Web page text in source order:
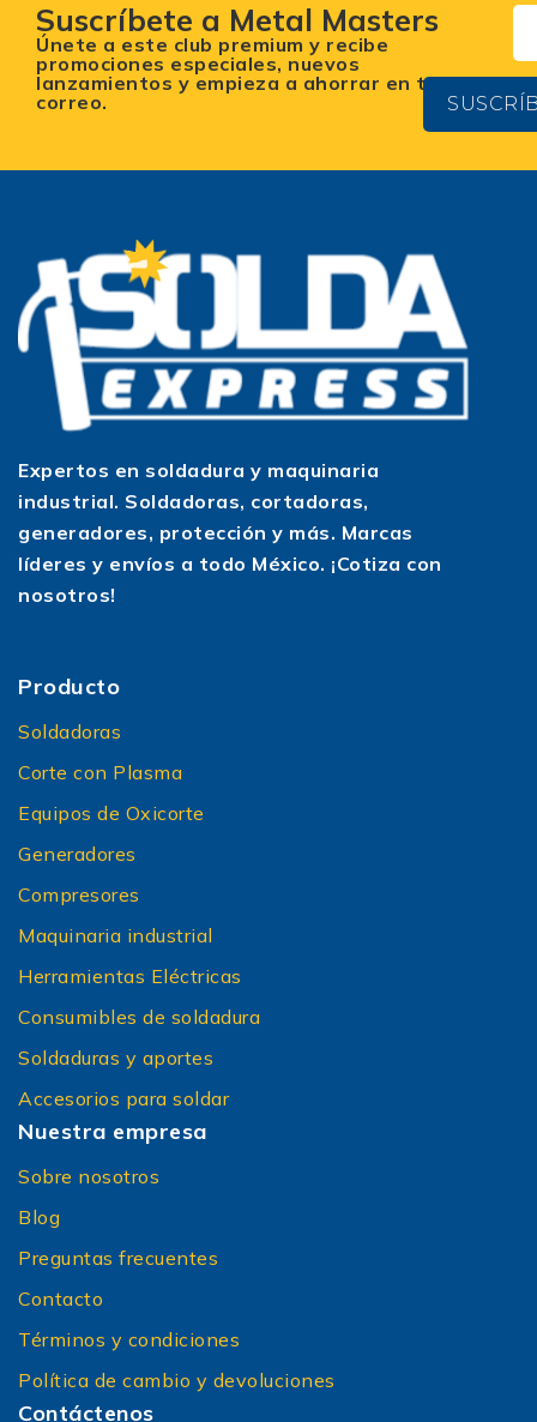
Suscríbete a Metal Masters
Únete a este club premium y recibe
promociones especiales, nuevos
lanzamientos y empieza a ahorrar en tu
correo.
Expertos en soldadura y maquinaria
industrial. Soldadoras, cortadoras,
generadores, protección y más. Marcas
líderes y envíos a todo México. ¡Cotiza con
nosotros!
Producto
Soldadoras
Corte con Plasma
Equipos de Oxicorte
Generadores
Compresores
Maquinaria industrial
Herramientas Eléctricas
Consumibles de soldadura
Soldaduras y aportes
Accesorios para soldar
Nuestra empresa
Sobre nosotros
Blog
Preguntas frecuentes
Contacto
Términos y condiciones
Política de cambio y devoluciones
Contáctenos